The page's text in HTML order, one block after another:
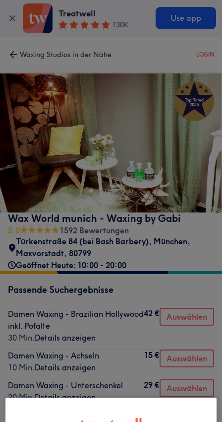
Treatwell
130K
Use app
Waxing Studios in der Nähe LOGIN
Wax World munich - Waxing by Gabi
5,0
1592 Bewertungen
Türkenstraße 84 (bei Bash Barbery), München,
Maxvorstadt, 80799
Geöffnet Heute: 10:00 - 20:00
Passende Suchergebnisse
Damen Waxing - Brazilian Hollywood
inkl. Pofalte
30 Min.Details anzeigen
42 € Auswählen
Damen Waxing - Achseln
10 Min.Details anzeigen
15 € Auswählen
Damen Waxing - Unterschenkel
20 Min.Details anzeigen
29 € Auswählen